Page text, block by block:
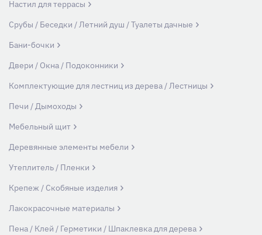
Настил для террасы
Срубы / Беседки / Летний душ / Туалеты дачные
Бани-бочки
Двери / Окна / Подоконники
Комплектующие для лестниц из дерева / Лестницы
Печи / Дымоходы
Мебельный щит
Деревянные элементы мебели
Утеплитель / Пленки
Крепеж / Скобяные изделия
Лакокрасочные материалы
Пена / Клей / Герметики / Шпаклевка для дерева